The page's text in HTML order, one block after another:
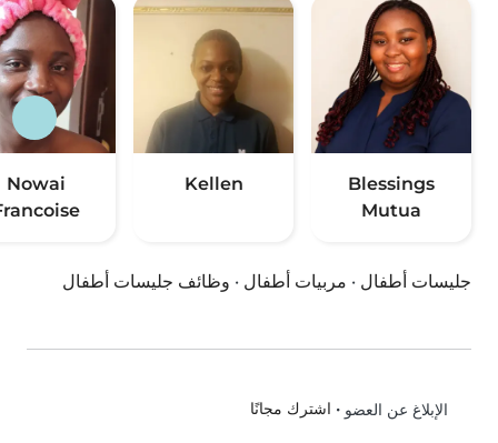
Blessings
Mutua
Kellen
Nowai
جليسات أطفال · مربيات أطفال · وظائف جليسات أطفال
الإبلاغ عن العضو • اشترك مجانًا